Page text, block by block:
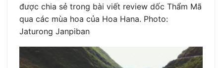
được chia sẻ trong bài viết review dốc Thẩm Mã
qua các mùa hoa của Hoa Hana. Photo:
Jaturong Janpiban